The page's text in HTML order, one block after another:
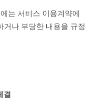
는 서비스 이용계약에
거나 부당한 내용을 규정
결